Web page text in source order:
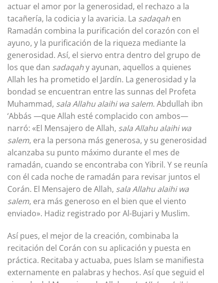
actuar el amor por la generosidad, el rechazo a la
tacañería, la codicia y la avaricia. La sadaqah en
Ramadán combina la purificación del corazón con el
ayuno, y la purificación de la riqueza mediante la
generosidad. Así, el siervo entra dentro del grupo de
los que dan sadaqahy ayunan, aquellos a quienes
Allah les ha prometido el Jardín. La generosidad y la
bondad se encuentran entre las sunnas del Profeta
Muhammad, sala Allahu alaihi wa salem. Abdullah ibn
‘Abbás —que Allah esté complacido con ambos—
narró: «El Mensajero de Allah, sala Allahu alaihi wa
salem, era la persona más generosa, y su generosidad
alcanzaba su punto máximo durante el mes de
ramadán, cuando se encontraba con Yibril. Y se reunía
con él cada noche de ramadán para revisar juntos el
Corán. El Mensajero de Allah, sala Allahu alaihi wa
salem, era más generoso en el bien que el viento
enviado». Hadiz registrado por Al-Bujari y Muslim.
Así pues, el mejor de la creación, combinaba la
recitación del Corán con su aplicación y puesta en
práctica. Recitaba y actuaba, pues Islam se manifiesta
externamente en palabras y hechos. Así que seguid el